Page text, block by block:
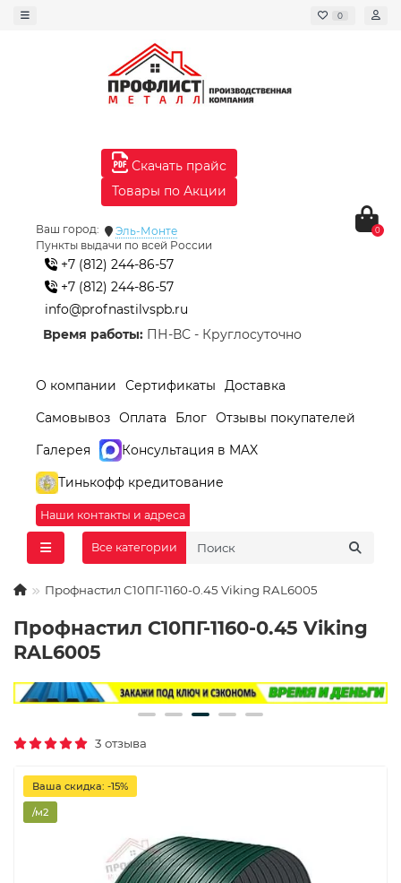
0
Скачать прайс
Товары по Акции
Ваш город:
Эль-Монте
Пункты выдачи по всей России
+7 (812) 244-86-57
+7 (812) 244-86-57
info@profnastilvspb.ru
Время работы: ПН-ВС - Круглосуточно
0
О компании Сертификаты
Доставка
Самовывоз Оплата Блог Отзывы покупателей
Галерея
Консультация в MAX
Тинькофф кредитование
Наши контакты и адреса
Все категории
Профнастил С10ПГ-1160-0.45 Viking RAL6005
Профнастил С10ПГ-1160-0.45 Viking
RAL6005
3 отзыва
Ваша скидка: -15%
/м2